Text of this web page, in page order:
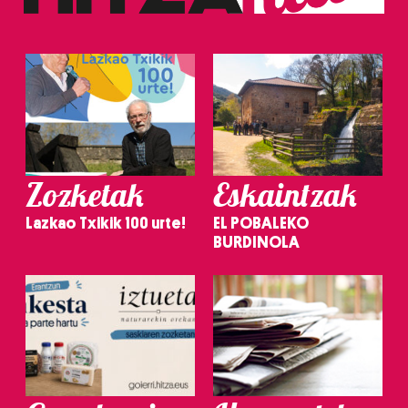
erabiltzen dituen hauta dezakezu.
Bazkide batzuek ez dizute baimenik eskatzen, eta beren
interes komertzial legitimoetan babesten dira. Ikusi gure
bazkideen zerrenda, beren ustez zein helburutarako
duten interes legitimoa eta horren aurka nola egin
dezakezun ikusteko.
Lortu zure datu pertsonalak prozesatzeko moduari
datuen atalean. Edozein unetan alda edo ken dezakezu
Webgune honek cookie propioak eta hirugarrenen cookie-
fitxategiak erabiltzen ditu. Zure esperientzia eta
zerbitzuak hobetzeko asmoz, cookie teknologiaz
baliatzen gara. Ohar hau onartuz gero, teknologia hori
erabiltzeko baimen esplizitua ematen diguzu.Gehiago
Zozketak
Lazkao Txikik 100 urte!
Eskaintzak
EL POBALEKO
BURDINOLA